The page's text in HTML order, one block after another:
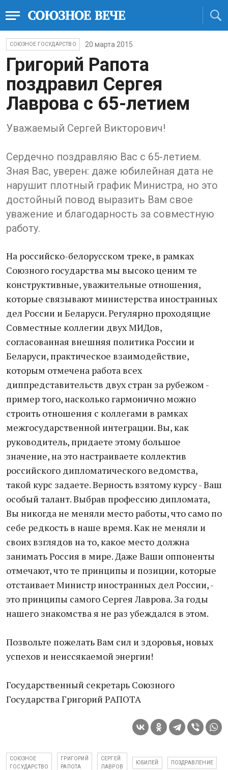
СОЮЗНОЕ ГОСУДАРСТВО 20 марта 2015
Григорий Рапота
поздравил Сергея
Лаврова с 65-летием
Уважаемый Сергей Викторович!
Сердечно поздравляю Вас с 65-летием.
Зная Вас, уверен: даже юбилейная дата не
нарушит плотный график Министра, но это
достойный повод выразить Вам свое
уважение и благодарность за совместную
работу.
На российско-белорусском треке, в рамках
Союзного государства мы высоко ценим те
конструктивные, уважительные отношения,
которые связывают министерства иностранных
дел России и Беларуси. Регулярно проходящие
Совместные коллегии двух МИДов,
согласованная внешняя политика России и
Беларуси, практическое взаимодействие,
которым отмечена работа всех
диппредставительств двух стран за рубежом -
пример того, насколько гармонично можно
строить отношения с коллегами в рамках
межгосударственной интеграции. Вы, как
руководитель, придаете этому большое
значение, на это настраиваете коллектив
российского дипломатического ведомства,
такой курс задаете. Верность взятому курсу - Ваш
особый талант. Выбрав профессию дипломата,
Вы никогда не меняли место работы, что само по
себе редкость в наше время. Как не меняли и
своих взглядов на то, какое место должна
занимать Россия в мире. Даже Ваши оппоненты
отмечают, что те принципы и позиции, которые
отстаивает Министр иностранных дел России, -
это принципы самого Сергея Лаврова. За годы
нашего знакомства я не раз убеждался в этом.
Позвольте пожелать Вам сил и здоровья, новых
успехов и неиссякаемой энергии!
Государственный секретарь Союзного
Государства Григорий РАПОТА
СОЮЗНОЕ
ГОСУДАРСТВО
ГРИГОРИЙ
РАПОТА
СЕРГЕЙ
ЛАВРОВ
ЮБИЛЕЙ ПОЗДРАВЛЕНИЕ